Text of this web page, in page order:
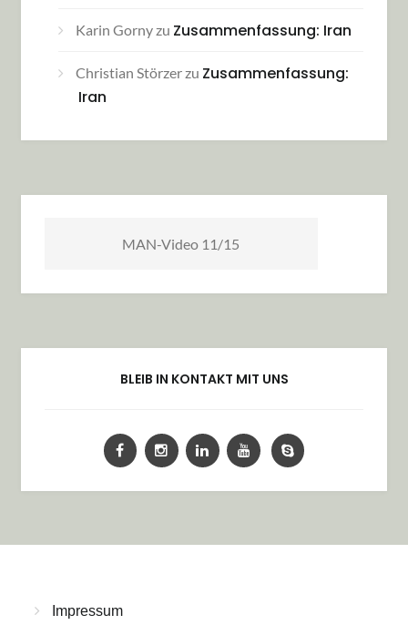
Karin Gornyzu Zusammenfassung: Iran
Christian Störzerzu Zusammenfassung:
Iran
MAN-Video 11/15
BLEIB IN KONTAKT MIT UNS
Impressum